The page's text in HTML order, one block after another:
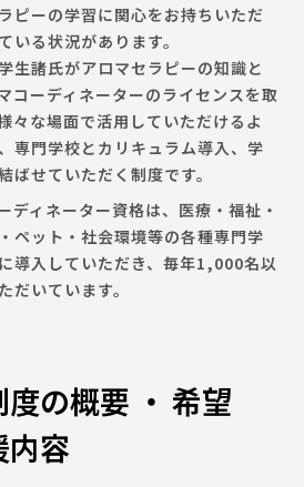
ピーの学習に関心をお持ちいただ
いる状況があります。
生諸氏がアロマセラピーの知識と
コーディネーターのライセンスを取
々な場面で活用していただけるよ
専門学校とカリキュラム導入、学
ばせていただく制度です。
ディネーター資格は、医療・福祉・
ペット・社会環境等の各種専門学
導入していただき、毎年1,000名以
だいています。
の概要 ・ 希望
内容